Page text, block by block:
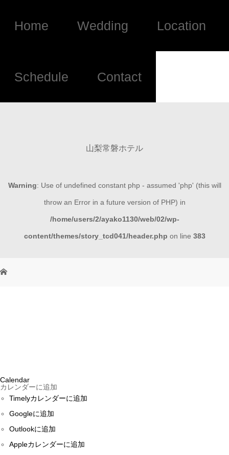
Home Wedding Location
Schedule Contact
山梨常磐ホテル
Warning: Use of undefined constant php - assumed 'php' (this will
throw an Error in a future version of PHP) in
/home/users/2/ayako1130/web/02/wp-
content/themes/story_tcd041/header.php on line 383
Calendar
カレンダーに追加
Timelyカレンダーに追加
Googleに追加
Outlookに追加
Appleカレンダーに追加